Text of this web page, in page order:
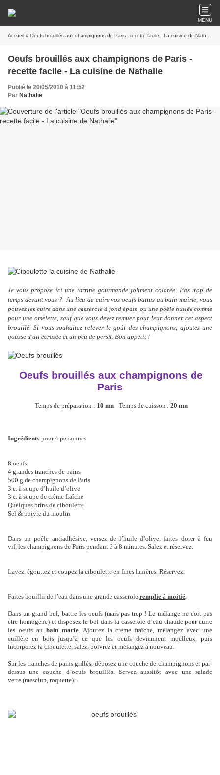
MENU
Accueil » Oeufs brouillés aux champignons de Paris - recette facile - La cuisine de Nathalie
Oeufs brouillés aux champignons de Paris -
recette facile - La cuisine de Nathalie
Publié le 20/05/2010 à 11:52
Par Nathalie
Je vous propose ici une tartine gourmande joliment colorée. Pas trop de
temps devant vous ? Au lieu de cuire vos oeufs battus au bain-mairie, vous
pouvez les cuire dans une casserole à fond épais ou une poêle huilée comme
pour une omelette, sauf que vous devez remuer pour leur donner cet aspect
brouillé. Si vous souhaitez relever le goût des champignons, ajoutez une
gousse d'ail écrasée et un peu de persil. Bon appétit !
Oeufs brouillés aux champignons de
Paris
Temps de préparation : 10 mn- Temps de cuisson : 20 mn
Ingrédients pour 4 personnes
8 oeufs
4 grandes tranches de pains
500 g de champignons de Paris
3 c. à soupe d’huile d’olive
3 c. à soupe de crème fraîche
Quelques brins de ciboulette
Sel & poivre du moulin
Dans un poêle antiadhésive, versez de l’huile d’olive, faites dorer à feu
vif, les champignons de Paris pendant 6 à 8 minutes. Salez et réservez.
Lavez, égouttez et coupez la ciboulette en fines lanières. Réservez.
Faites bouillir de l’eau dans une grande casserole remplie à moitié.
Dans un grand bol, battre les oeufs (mais pas trop ! Le mélange ne doit pas
être homogène) et disposez le bol dans la casserole d’eau chaude pour cuire
les oeufs au bain marie. Ajoutez la crème fraîche, mélangez avec une
cuillère en bois jusqu’à ce que les oeufs
deviennent moelleux, puis
incorporez la ciboulette, salez, poivrez et mélangez à nouveau.
Sur les tranches de pains grillés, déposez une couche de champignons et par-
dessus une couche d’oeufs brouillés. Servez aussitôt avec une salade
verte (mesclun, roquette)...